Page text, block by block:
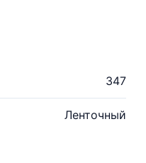
347
Ленточный